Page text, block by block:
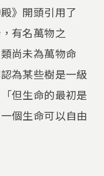
》開頭引用了
有名萬物之
尚未為萬物命
為某些樹是一級
但生命的最初是
個生命可以自由